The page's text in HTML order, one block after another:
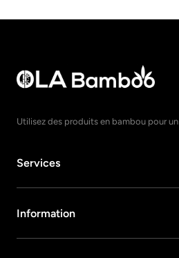
Utilisez des produits en bambou pour
Services
Information